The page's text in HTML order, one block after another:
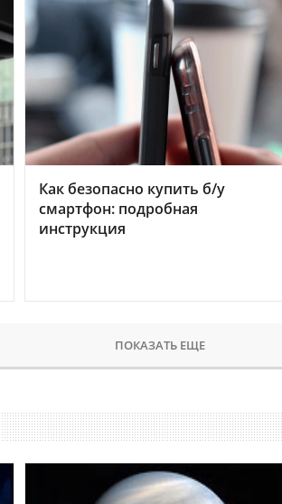
Как безопасно купить б/у
смартфон: подробная
инструкция
ПОКАЗАТЬ ЕЩЕ